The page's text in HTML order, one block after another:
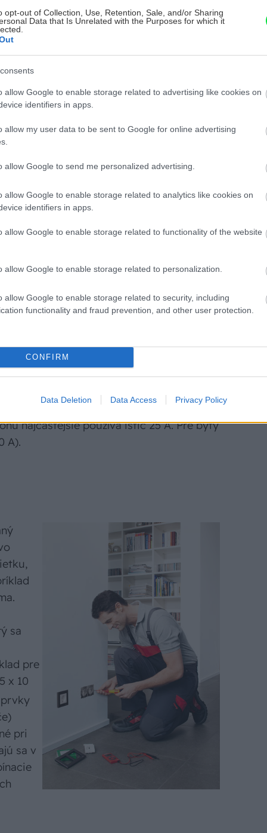
opt-out of Collection, Use, Retention, Sale, and/or Sharing
Data that Is Unrelated with the Purposes for which it
allow Google to enable storage related to advertising like cookies on
identifiers in apps.
allow my user data to be sent to Google for online advertising
allow Google to send me personalized advertising.
allow Google to enable storage related to analytics like cookies on
identifiers in apps.
allow Google to enable storage related to functionality of the website
allow Google to enable storage related to personalization.
allow Google to enable storage related to security, including
functionality and fraud prevention, and other user protection.
CONFIRM
Data Deletion Data Access Privacy Policy
aby pracovníci rozvodných
alebo ku hlavnému ističu.
súčtu inštalovaného výkonu a
sa spočítajú štítkové údaje všetkých
súčasnosti. Pre rodinné domy sa
najčastejšie používa istič 25 A. Pre byty
A).
sa
pre
x 10
pri
sa v